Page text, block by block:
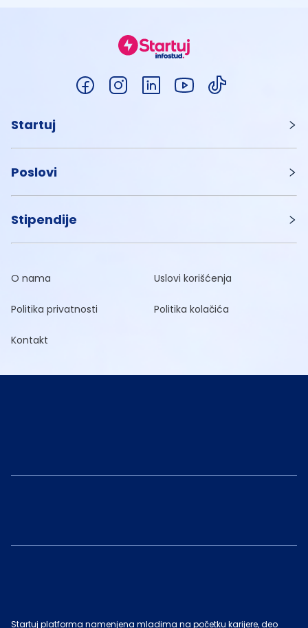
Startuj
Poslovi
Stipendije
O nama Uslovi korišćenja
Politika privatnosti Politika kolačića
Kontakt
Startuj platforma namenjena mladima na početku karijere, deo